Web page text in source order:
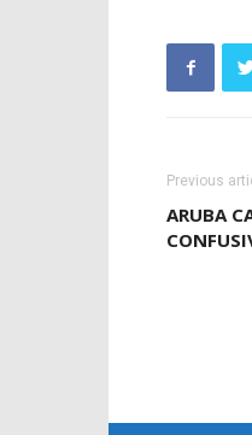
Previous
ARUBA